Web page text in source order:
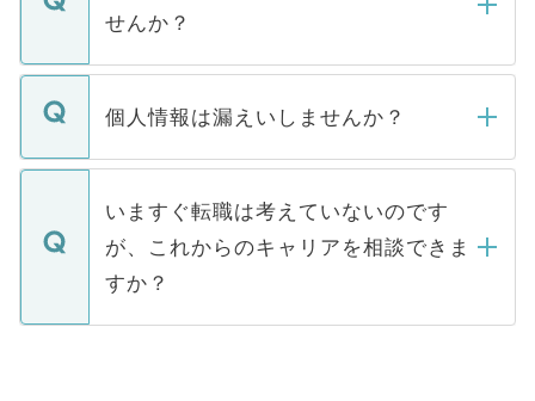
い。
けない「非公開求人」です。非公開求人は
下記の理由によって、一般には公開してい
ません。
■応募殺到を避けるため 人気のある医療機
関を公にしてしまうと、応募が殺到する場
に、医療機関が求める条件に合った人材の
みを人材紹介会社に依頼するケースが増え
ています。
せんか？
転職・入職を強要することは一切ありませ
ん。また、仮に応募先から内定をいただい
定を承諾する必要はありません。内定先へ
の辞退の連絡はキャリアパートナーが行い
ますので、ご安心ください。
個人情報は漏えいしませんか？
個人情報が漏えいすることはありませんの
で、ご安心ください。当サイトからの登録
などで収集したご登録者様の個人情報は、
ご本人のキャリアアップおよび転職活動の
支援を目的に使用いたします。お預かりし
ているすべての個人データはご本人の許可
いますぐ転職は考えていないのです
が、これからのキャリアを相談できま
すか？